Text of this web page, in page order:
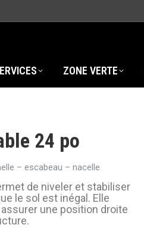
ZONE VERTE
24 po
– escabeau – nacelle
de niveler et stabiliser
le sol est inégal. Elle
une position droite